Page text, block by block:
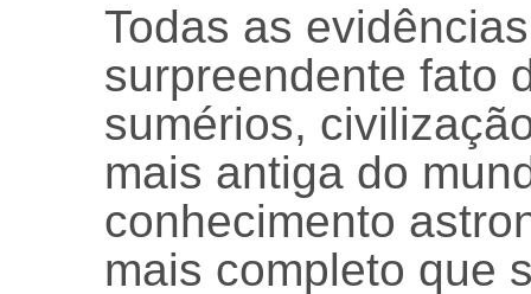
Todas as
surpreendente fato
sumérios,
mais antiga do
conhecimento
mais completo que